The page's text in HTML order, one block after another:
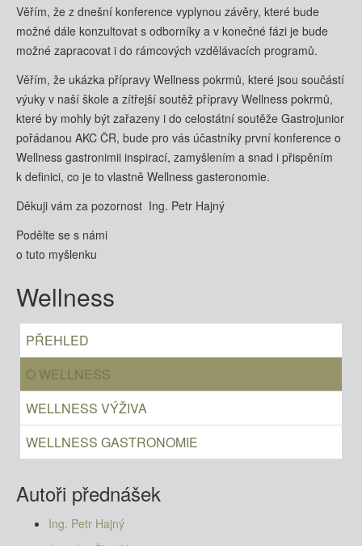
Věřím, že z dnešní konference vyplynou závěry, které bude
možné dále konzultovat s odborníky a v konečné fázi je bude
možné zapracovat i do rámcových vzdělávacích programů.
Věřím, že ukázka přípravy Wellness pokrmů, které jsou součástí
výuky v naší škole a zítřejší soutěž přípravy Wellness pokrmů,
které by mohly být zařazeny i do celostátní soutěže Gastrojunior
pořádanou AKC ČR, bude pro vás účastníky první konference o
Wellness gastronimii inspirací, zamyšlením a snad i přispěním
k definici, co je to vlastně Wellness gasteronomie.
Děkuji vám za pozornost Ing. Petr Hajný
Podělte se s námi
o tuto myšlenku
Wellness
PŘEHLED
O WELLNESS
WELLNESS VÝŽIVA
WELLNESS GASTRONOMIE
Autoři přednášek
Ing. Petr Hajný